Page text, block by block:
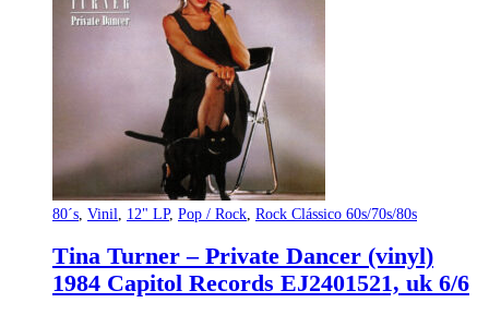
80´s Vinil 12" LP, Pop / Rock Rock Clássico 60s/70s/80s
Tina Turner – Private Dancer (vinyl)
1984 Capitol Records EJ2401521, uk 6/6